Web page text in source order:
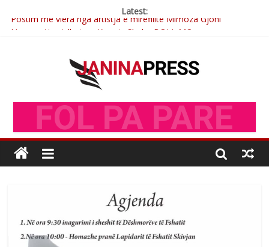
Latest:
Postim me vlera nga artistja e mirëfilltë Mimoza Gjoni
Nga poetja atdhetare Kumrie Shala -BOLL MO
Çlirimtari Mentor Mushkolaj nderohet me mirenjohje nga
Xhevdet Qeriqi Dega e invalidëve në Fushë Kosovë